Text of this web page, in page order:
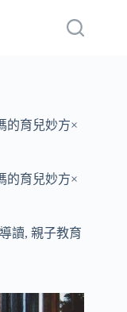
的育兒妙方×
的育兒妙方×
讀, 親子教育